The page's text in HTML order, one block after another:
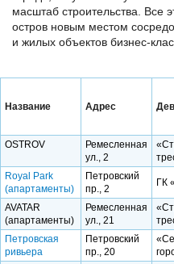
масштаб строительства. Все
остров новым местом
и жилых объектов бизнес-
Название Адрес
OSTROV
Ремесленная
ул., 2
Royal Park
(апартаменты)
Петровский
пр., 2
ГК
AVATAR
(апартаменты)
Ремесленная
ул., 21
Петровская
ривьера
Петровский
пр., 20